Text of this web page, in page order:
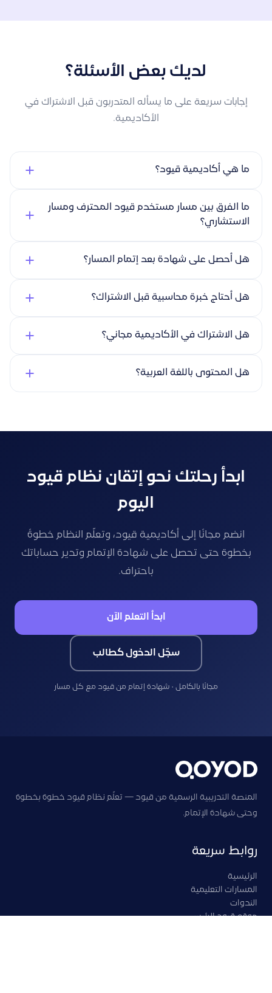
لديك بعض الأسئلة؟
إجابات سريعة على ما يسأله المتدربون قبل الاشتراك في
الأكاديمية.
ما هي أكاديمية قيود؟
ما الفرق بين مسار مستخدم قيود المحترف ومسار
الاستشاري؟
هل أحصل على شهادة بعد إتمام المسار؟
هل أحتاج خبرة محاسبية قبل الاشتراك؟
هل الاشتراك في الأكاديمية مجاني؟
هل المحتوى باللغة العربية؟
ابدأ رحلتك نحو إتقان نظام قيود
اليوم
انضم مجانًا إلى أكاديمية قيود، وتعلّم النظام خطوةً
بخطوة حتى تحصل على شهادة الإتمام وتدير حساباتك
باحتراف.
ابدأ التعلم الآن
سجّل الدخول كطالب
مجانًا بالكامل · شهادة إتمام من قيود مع كل مسار
المنصة التدريبية الرسمية من قيود — تعلّم نظام قيود خطوة بخطوة
وحتى شهادة الإتمام.
روابط سريعة
الرئيسية
المسارات التعليمية
الندوات
موقع قيود الرئيسي